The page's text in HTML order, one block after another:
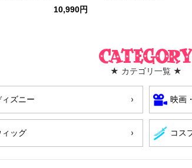
10,990円
★ カテゴリ一覧 ★
ィズニー 映画
ィッグ コス